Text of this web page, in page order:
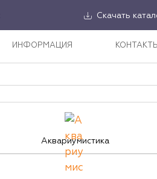
Скачать
ИНФОРМАЦИЯ КОНТАКТЫ
Аквариумистика